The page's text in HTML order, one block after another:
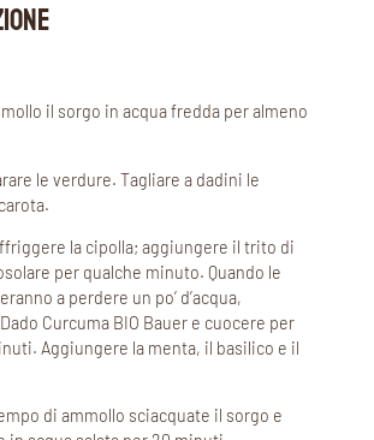
il sorgo in acqua fredda per almeno
le verdure. Tagliare a dadini le
la cipolla; aggiungere il trito di
per qualche minuto. Quando le
a perdere un po’ d’acqua,
Curcuma BIO Bauer e cuocere per
Aggiungere la menta, il basilico e il
di ammollo sciacquate il sorgo e